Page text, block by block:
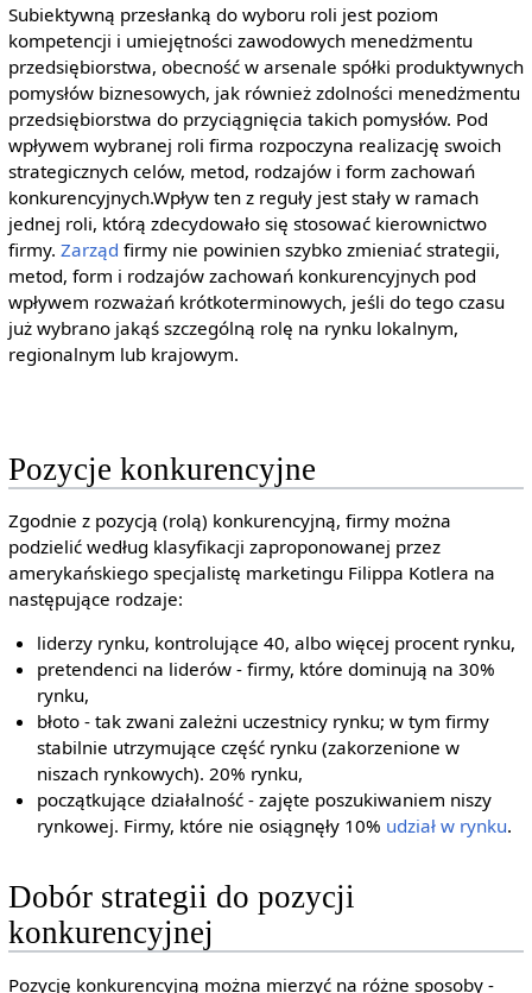
Subiektywną przesłanką do wyboru roli jest poziom
kompetencji i umiejętności zawodowych menedżmentu
przedsiębiorstwa, obecność w arsenale spółki produktywnych
pomysłów biznesowych, jak również zdolności menedżmentu
przedsiębiorstwa do przyciągnięcia takich pomysłów. Pod
wpływem wybranej roli firma rozpoczyna realizację swoich
strategicznych celów, metod, rodzajów i form zachowań
konkurencyjnych.Wpływ ten z reguły jest stały w ramach
jednej roli, którą zdecydowało się stosować kierownictwo
firmy. Zarząd firmy nie powinien szybko zmieniać strategii,
metod, form i rodzajów zachowań konkurencyjnych pod
wpływem rozważań krótkoterminowych, jeśli do tego czasu
już wybrano jakąś szczególną rolę na rynku lokalnym,
regionalnym lub krajowym.
Pozycje konkurencyjne
Zgodnie z pozycją (rolą) konkurencyjną, firmy można
podzielić według klasyfikacji zaproponowanej przez
amerykańskiego specjalistę marketingu Filippa Kotlera na
następujące rodzaje:
liderzy rynku, kontrolujące 40, albo więcej procent rynku,
pretendenci na liderów - firmy, które dominują na 30%
rynku,
błoto - tak zwani zależni uczestnicy rynku; w tym firmy
stabilnie utrzymujące część rynku (zakorzenione w
niszach rynkowych). 20% rynku,
początkujące działalność - zajęte poszukiwaniem niszy
rynkowej. Firmy, które nie osiągnęły 10% udział w rynku.
Dobór strategii do pozycji
konkurencyjnej
Pozycję konkurencyjną można mierzyć na różne sposoby -